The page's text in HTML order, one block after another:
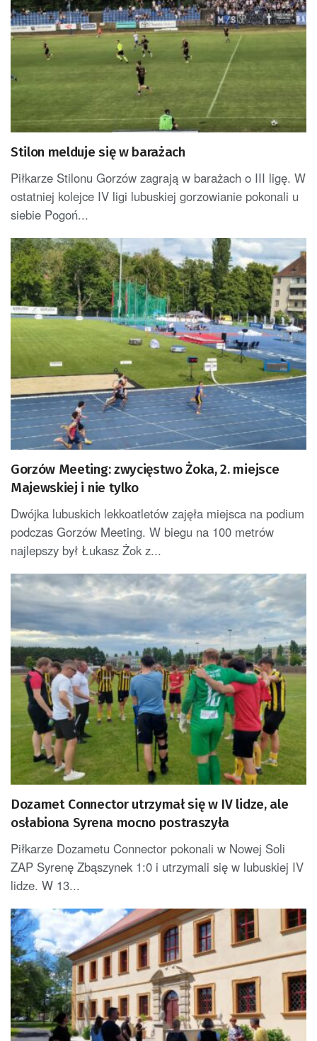
Stilon melduje się w barażach
Piłkarze Stilonu Gorzów zagrają w barażach o III ligę. W
ostatniej kolejce IV ligi lubuskiej gorzowianie pokonali u
siebie Pogoń...
Gorzów Meeting: zwycięstwo Żoka, 2. miejsce
Majewskiej i nie tylko
Dwójka lubuskich lekkoatletów zajęła miejsca na podium
podczas Gorzów Meeting. W biegu na 100 metrów
najlepszy był Łukasz Żok z...
Dozamet Connector utrzymał się w IV lidze, ale
osłabiona Syrena mocno postraszyła
Piłkarze Dozametu Connector pokonali w Nowej Soli
ZAP Syrenę Zbąszynek 1:0 i utrzymali się w lubuskiej IV
lidze. W 13...